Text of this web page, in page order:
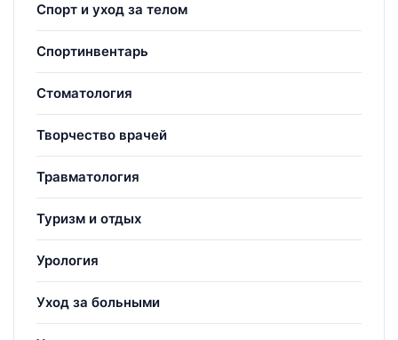
Спорт и уход за телом
Спортинвентарь
Стоматология
Творчество врачей
Травматология
Туризм и отдых
Урология
Уход за больными